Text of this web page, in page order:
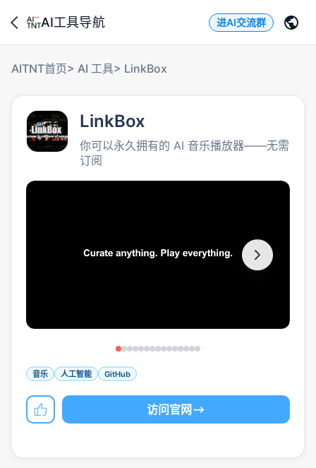
AI工具导航 进AI交流群
AITNT首页> AI 工具> LinkBox
LinkBox
你可以永久拥有的 AI 音乐播放器——无需
订阅
音乐 人工智能 GitHub
访问官网